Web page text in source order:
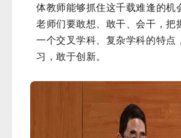
体教师能够抓住这千载难逢的机
老师们要敢想、敢干、会干，把
一个交叉学科、复杂学科的特点
习，敢于创新。